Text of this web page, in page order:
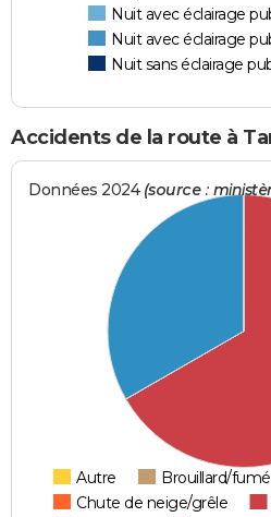
Nuit avec éclairage
Nuit avec éclairage
Nuit sans éclairage
Accidents de la route à
Données 2024 (source :
Autre
Brouillard/
Chute de neige/grêle